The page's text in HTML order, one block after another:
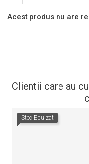
Acest produs nu are
Clientii care au
Stoc Epuizat